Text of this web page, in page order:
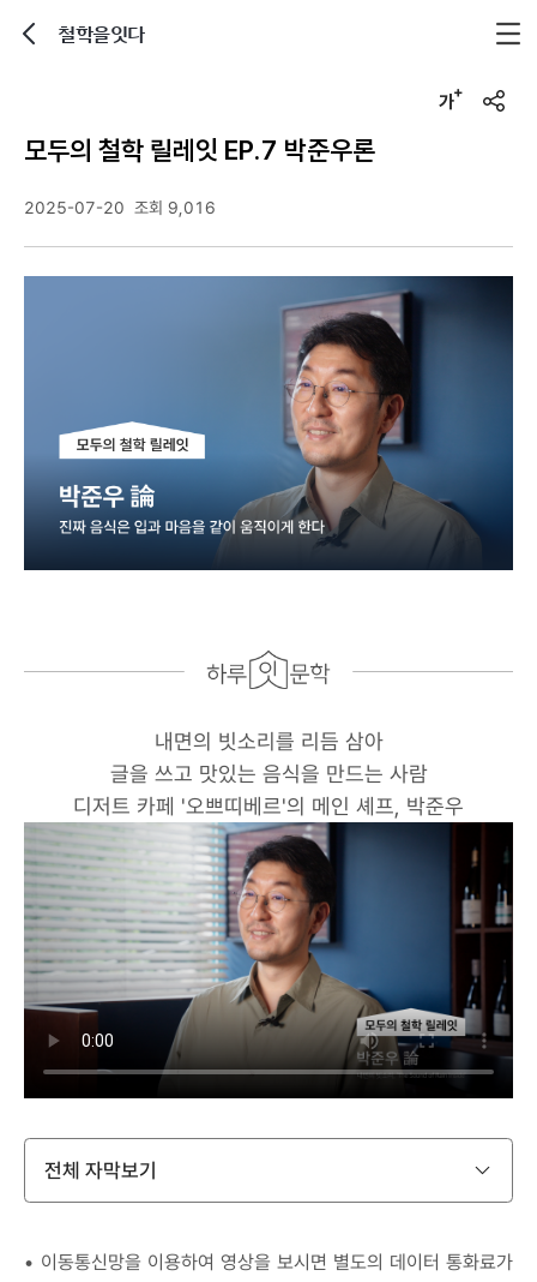
철학을잇다
u
모두의 철학 릴레잇 EP.7 박준우론
2025-07-20 조회 9,016
내면의 빗소리를 리듬 삼아
글을 쓰고 맛있는 음식을 만드는 사람
디저트 카페 '오쁘띠베르'의 메인 셰프, 박준우
전체 자막보기
이동통신망을 이용하여 영상을 보시면 별도의 데이터 통화료가